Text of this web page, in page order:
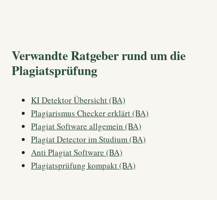
Verwandte Ratgeber rund um die
Plagiatsprüfung
KI Detektor Übersicht (BA)
Plagiarismus Checker erklärt (BA)
Plagiat Software allgemein (BA)
Plagiat Detector im Studium (BA)
Anti Plagiat Software (BA)
Plagiatsprüfung kompakt (BA)